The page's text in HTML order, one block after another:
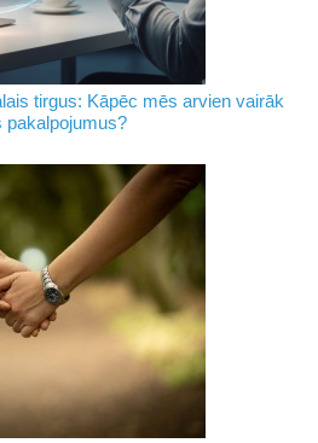
tirgus: Kāpēc mēs arvien vairāk
pakalpojumus?